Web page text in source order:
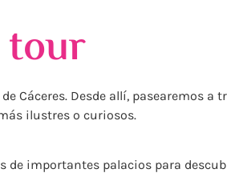
Cáceres. Desde allí, pasearemos
ilustres o curiosos.
de importantes palacios para